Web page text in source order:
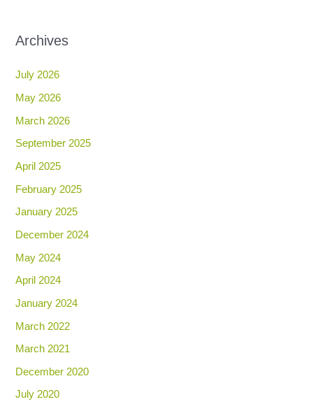
Archives
July 2026
May 2026
March 2026
September 2025
April 2025
February 2025
January 2025
December 2024
May 2024
April 2024
January 2024
March 2022
March 2021
December 2020
July 2020